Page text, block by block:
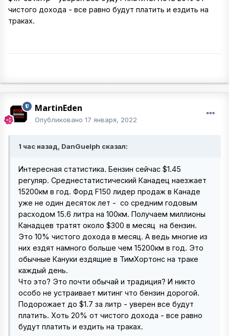
чистого дохода - все равно будут платить и ездить на
траках.
MartinEden
Опубликовано 17 января, 2022
1 час назад, DanGuelph сказал:
Интересная статистика. Бензин сейчас $1.45
регуляр. Среднестатистический Канадец наезжает
15200км в год. Форд F150 лидер продаж в Канаде
уже не один десяток лет - со средним годовым
расходом 15.6 литра на 100км. Получаем миллионы
Канадцев тратят около $300 в месяц на бензин.
Это 10% чистого дохода в месяц. А ведь многие из
них ездят намного больше чем 15200км в год. Это
обычные Кануки ездящие в ТимХортонс на траке
каждый день.
Что это? Это почти обычай и традиция? И никто
особо не устраивает митинг что бензин дорогой.
Подорожает до $1.7 за литр - уверен все будут
платить. Хоть 20% от чистого дохода - все равно
будут платить и ездить на траках.